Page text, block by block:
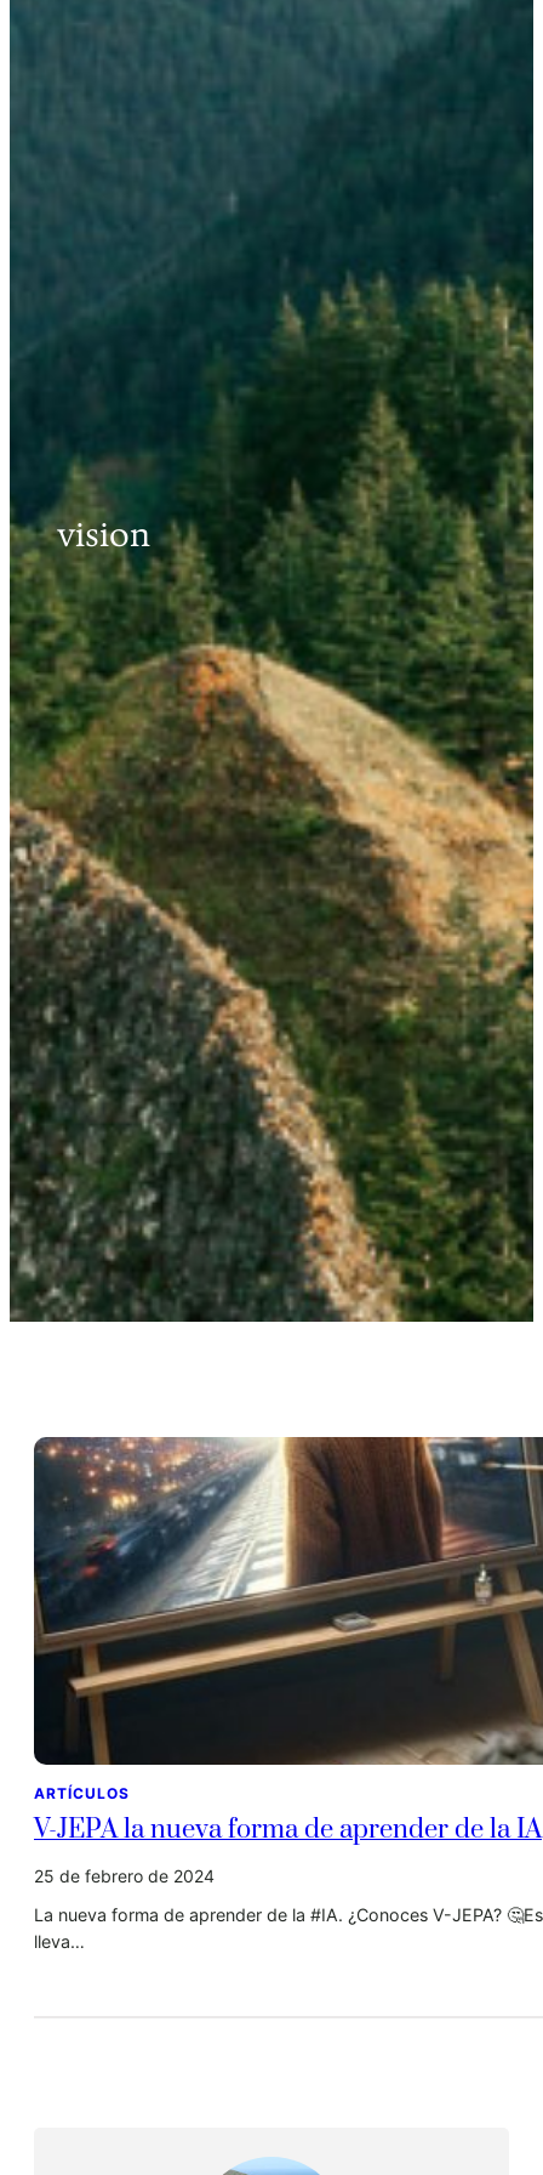
vision
ARTÍCULOS
V-JEPA la nueva forma de aprender de la IA
25 de febrero de 2024
La nueva forma de aprender de la #IA. ¿Conoces V-JEPA?
lleva…